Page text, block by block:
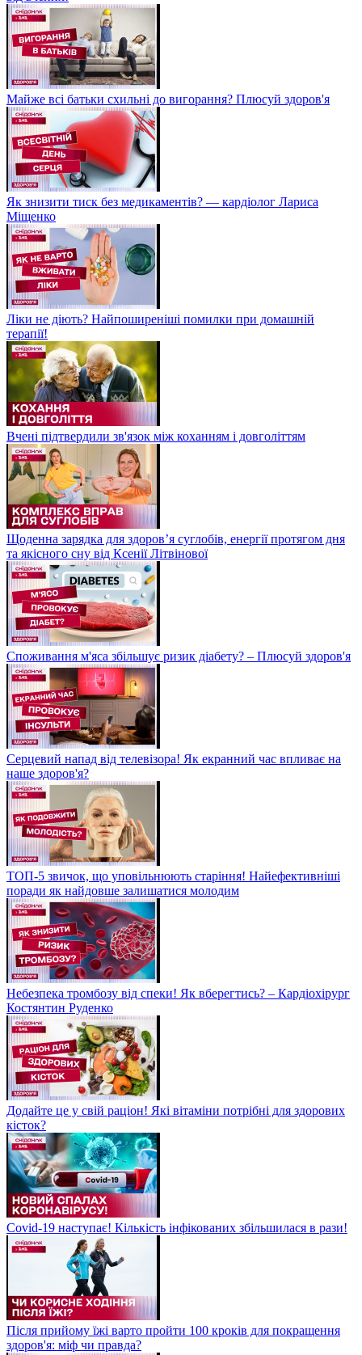
Майже всі батьки схильні до вигорання? Плюсуй здоров'я
Як знизити тиск без медикаментів? — кардіолог Лариса
Міщенко
Ліки не діють? Найпоширеніші помилки при домашній
терапії!
Вчені підтвердили зв'язок між коханням і довголіттям
Щоденна зарядка для здоров’я суглобів, енергії протягом дня
та якісного сну від Ксенії Літвінової
Споживання м'яса збільшує ризик діабету? – Плюсуй здоров'я
Серцевий напад від телевізора! Як екранний час впливає на
наше здоров'я?
ТОП-5 звичок, що уповільнюють старіння! Найефективніші
поради як найдовше залишатися молодим
Небезпека тромбозу від спеки! Як вберегтись? – Кардіохірург
Костянтин Руденко
Додайте це у свій раціон! Які вітаміни потрібні для здорових
кісток?
Covid-19 наступає! Кількість інфікованих збільшилася в рази!
Після прийому їжі варто пройти 100 кроків для покращення
здоров'я: міф чи правда?